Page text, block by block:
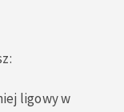
ligowy w